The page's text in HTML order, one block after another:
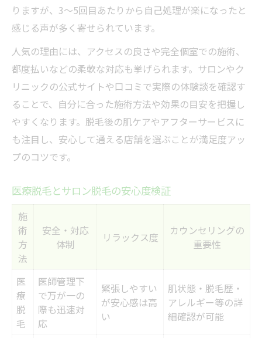
りますが、3〜5回目あたりから自己処理が楽になったと
感じる声が多く寄せられています。
人気の理由には、アクセスの良さや完全個室での施術、
都度払いなどの柔軟な対応も挙げられます。サロンやク
リニックの公式サイトや口コミで実際の体験談を確認す
ることで、自分に合った施術方法や効果の目安を把握し
やすくなります。脱毛後の肌ケアやアフターサービスに
も注目し、安心して通える店舗を選ぶことが満足度アッ
プのコツです。
医療脱毛とサロン脱毛の安心度検証
施
術
方
法
安全・対応
体制
リラックス度
カウンセリングの
重要性
医
療
脱
毛
医師管理下
で万が一の
際も迅速対
応
緊張しやすい
が安心感は高
い
肌状態・脱毛歴・
アレルギー等の詳
細確認が可能